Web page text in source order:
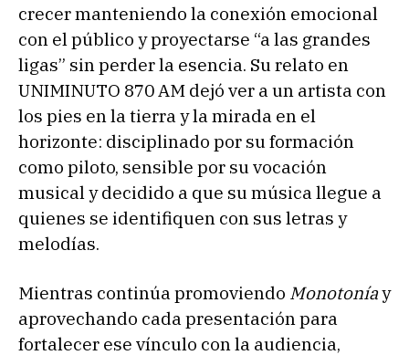
crecer manteniendo la conexión emocional
con el público y proyectarse “a las grandes
ligas” sin perder la esencia. Su relato en
UNIMINUTO 870 AM dejó ver a un artista con
los pies en la tierra y la mirada en el
horizonte: disciplinado por su formación
como piloto, sensible por su vocación
musical y decidido a que su música llegue a
quienes se identifiquen con sus letras y
melodías.
Mientras continúa promoviendo Monotoníay
aprovechando cada presentación para
fortalecer ese vínculo con la audiencia,